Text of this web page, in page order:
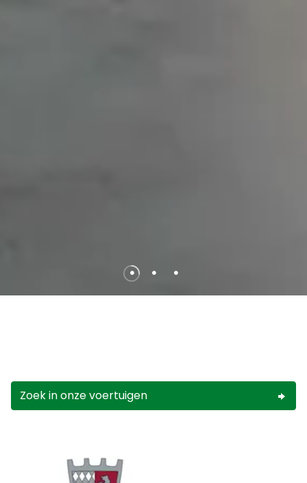
• • •
Zoek in onze voertuigen